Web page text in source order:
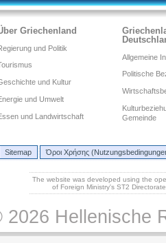
Griechenland
und Politik
und Kultur
und Umwelt
und Landwirtschaft
Allgemeine
Politische
Gemeinde
Sitemap Όροι Χρήσης
The website was developed using the
of Foreign Ministry's ST2
Hellenische